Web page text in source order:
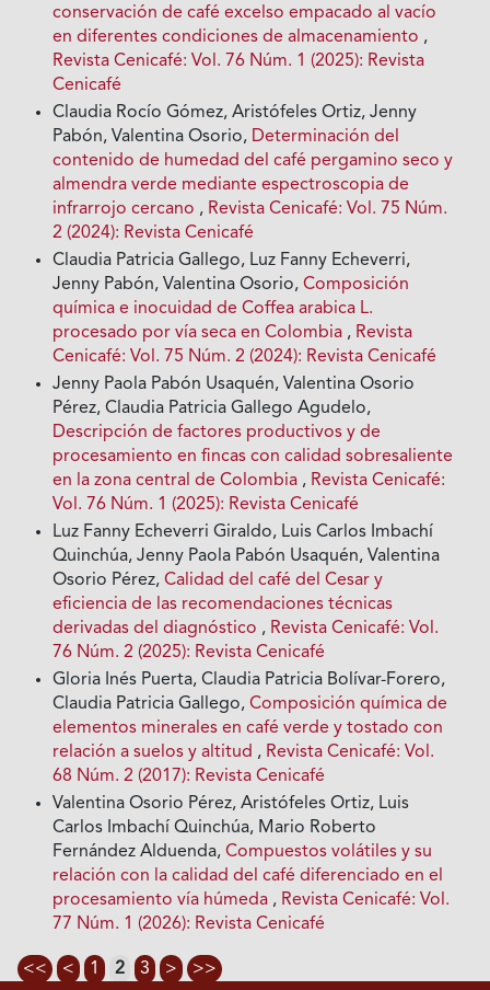
conservación de café excelso empacado al vacío
en diferentes condiciones de almacenamiento ,
Revista Cenicafé: Vol. 76 Núm. 1 (2025): Revista
Cenicafé
Claudia Rocío Gómez, Aristófeles Ortiz, Jenny
Pabón, Valentina Osorio, Determinación del
contenido de humedad del café pergamino seco y
almendra verde mediante espectroscopia de
infrarrojo cercano , Revista Cenicafé: Vol. 75 Núm.
2 (2024): Revista Cenicafé
Claudia Patricia Gallego, Luz Fanny Echeverri,
Jenny Pabón, Valentina Osorio,Composición
química e inocuidad de Coffea arabica L.
procesado por vía seca en Colombia , Revista
Cenicafé: Vol. 75 Núm. 2 (2024): Revista Cenicafé
Jenny Paola Pabón Usaquén, Valentina Osorio
Pérez, Claudia Patricia Gallego Agudelo,
Descripción de factores productivos y de
procesamiento en fincas con calidad sobresaliente
en la zona central de Colombia , Revista Cenicafé:
Vol. 76 Núm. 1 (2025): Revista Cenicafé
Luz Fanny Echeverri Giraldo, Luis Carlos Imbachí
Quinchúa, Jenny Paola Pabón Usaquén, Valentina
Osorio Pérez,Calidad del café del Cesar y
eficiencia de las recomendaciones técnicas
derivadas del diagnóstico , Revista Cenicafé: Vol.
76 Núm. 2 (2025): Revista Cenicafé
Gloria Inés Puerta, Claudia Patricia Bolívar-Forero,
Claudia Patricia Gallego,Composición química de
elementos minerales en café verde y tostado con
relación a suelos y altitud , Revista Cenicafé: Vol.
68 Núm. 2 (2017): Revista Cenicafé
Valentina Osorio Pérez, Aristófeles Ortiz, Luis
Carlos Imbachí Quinchúa, Mario Roberto
Fernández Alduenda,Compuestos volátiles y su
relación con la calidad del café diferenciado en el
procesamiento vía húmeda , Revista Cenicafé: Vol.
77 Núm. 1 (2026): Revista Cenicafé
<< < 1 2 3 > >>